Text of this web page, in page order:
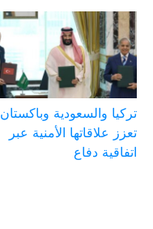
تركيا والسعودية وباكستان
تعزز علاقاتها الأمنية عبر
اتفاقية دفاع